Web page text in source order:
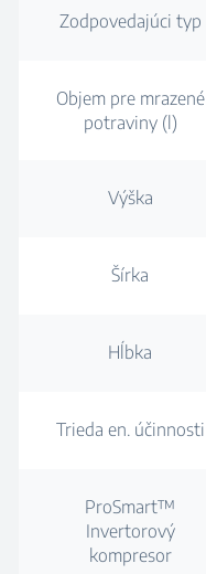
Zodpovedajúci typ
Objem pre mrazené
potraviny (l)
Výška
Šírka
Hĺbka
Trieda en. účinnosti
ProSmart™
Invertorový
kompresor